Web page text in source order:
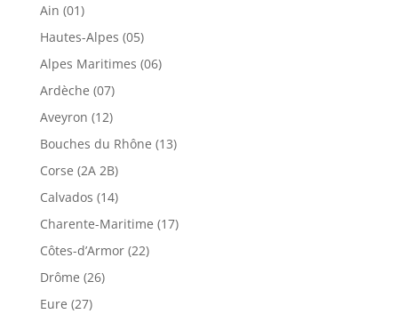
Ain (01)
Hautes-Alpes (05)
Alpes Maritimes (06)
Ardèche (07)
Aveyron (12)
Bouches du Rhône (13)
Corse (2A 2B)
Calvados (14)
Charente-Maritime (17)
Côtes-d’Armor (22)
Drôme (26)
Eure (27)